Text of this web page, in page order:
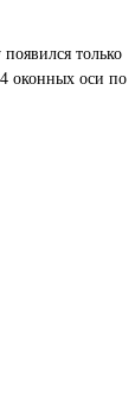
только
оконных оси по